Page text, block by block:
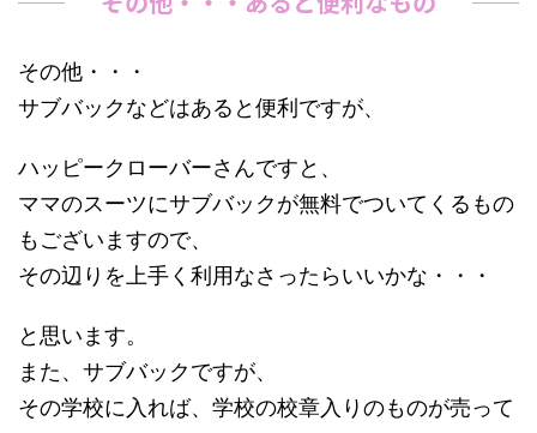
その他・・・
サブバックなどはあると便利ですが、
ハッピークローバーさんですと、
ママのスーツにサブバックが無料でついてくるもの
もございますので、
その辺りを上手く利用なさったらいいかな・・・
と思います。
また、サブバックですが、
その学校に入れば、学校の校章入りのものが売って